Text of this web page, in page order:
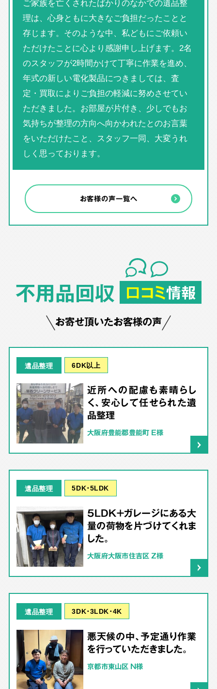
ご家族を亡くされたばかりのなかでの遺品整
理は、心身ともに大きなご負担だったことと
存じます。そのような中、私どもにご依頼い
ただけたことに心より感謝申し上げます。2名
のスタッフが2時間かけて丁寧に作業を進め、
年式の新しい電化製品につきましては、査
定・買取によりご負担の軽減に努めさせてい
ただきました。お部屋が片付き、少しでもお
気持ちが整理の方向へ向かわれたとのお言葉
をいただけたこと、スタッフ一同、大変うれ
しく思っております。
お客様の声一覧へ
不用品回収 口コミ情報
お寄せ頂いたお客様の声
遺品整理 6DK以上
近所への配慮も素晴らし
く、安心して任せられた遺
品整理
大阪府豊能郡豊能町 E様
遺品整理 5DK･5LDK
5LDK＋ガレージにある大
量の荷物を片づけてくれま
した。
大阪府大阪市住吉区 Z様
遺品整理 3DK･3LDK･4K
悪天候の中、予定通り作業
を行っていただきました。
京都市東山区 N様